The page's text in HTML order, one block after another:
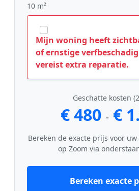
10 m²
Mijn woning heeft
of ernstige
vereist extra reparatie.
Geschatte kosten
€ 480 - €
Bereken de exacte prijs voor
op Zoom via
Bereken exacte